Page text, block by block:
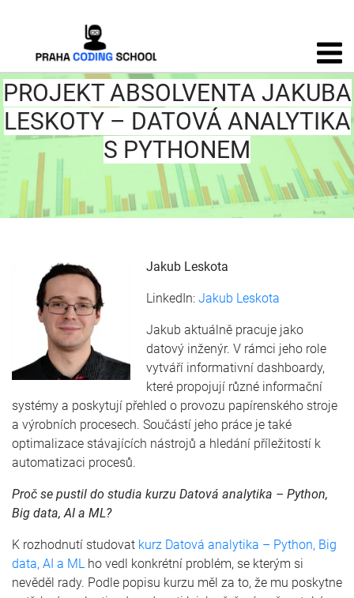
PROJEKT ABSOLVENTA JAKUBA
LESKOTY – DATOVÁ ANALYTIKA
S PYTHONEM
Jakub Leskota
LinkedIn: Jakub Leskota
Jakub aktuálně pracuje jako
datový inženýr. V rámci jeho role
vytváří informativní dashboardy,
které propojují různé informační
systémy a poskytují přehled o provozu papírenského stroje
a výrobních procesech. Součástí jeho práce je také
optimalizace stávajících nástrojů a hledání příležitostí k
automatizaci procesů.
Proč se pustil do studia kurzu Datová analytika – Python,
Big data, AI a ML?
K rozhodnutí studovat kurz Datová analytika – Python, Big
data, AI a ML ho vedl konkrétní problém, se kterým si
nevěděl rady. Podle popisu kurzu měl za to, že mu poskytne